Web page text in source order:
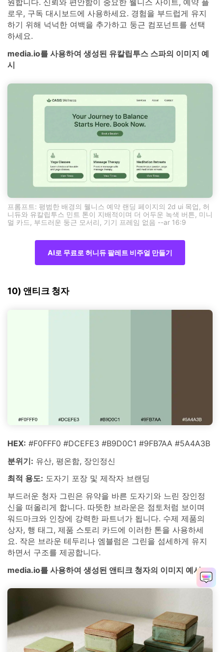
원합니다. 신뢰와 편안함이 중요한 웰니스 사이트, 예약 플
로우, 구독 대시보드에 사용하세요. 경험을 부드럽게 유지
하기 위해 넉넉한 여백을 추가하고 둥근 컴포넌트를 선택
하세요.
media.io를 사용하여 생성된 유칼립투스 스파의 이미지 예
시
프롬프트: 평범한 배경의 웰니스 예약 랜딩 페이지의 2d ui 목업, 허
니듀와 유칼립투스 민트 톤이 지배적이며 더 어두운 녹색 버튼, 미니
멀 카드, 부드러운 둥근 모서리, 기기 프레임 없음 --ar 16:9
AI로 무료로 허니듀 팔레트 비주얼 만들기
10) 앤티크 청자
HEX: #F0FFF0 #DCEFE3 #B9D0C1 #9FB7AA #5A4A3B
분위기: 유산, 평온함, 장인정신
최적 용도: 도자기 포장 및 제작자 브랜딩
부드러운 청자 그린은 유약을 바른 도자기와 느린 장인정
신을 떠올리게 합니다. 따뜻한 브라운은 점토처럼 보이며
워드마크와 인장에 강력한 파트너가 됩니다. 수제 제품의
상자, 행 태그, 제품 스토리 카드에 이러한 톤을 사용하세
요. 작은 브라운 테두리나 엠블럼은 그린을 섬세하게 유지
하면서 구조를 제공합니다.
media.io를 사용하여 생성된 앤티크 청자의 이미지 예시